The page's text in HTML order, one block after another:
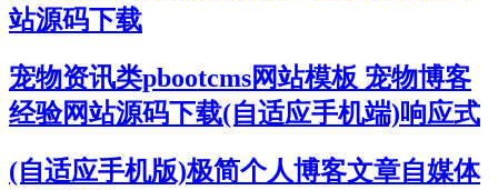
站源码下载
宠物资讯类pbootcms网站模板 宠物博客
经验网站源码下载(自适应手机端)响应式
(自适应手机版)极简个人博客文章自媒体